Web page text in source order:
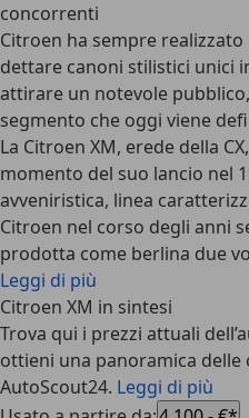
concorrenti
Citroen ha sempre realizzato
dettare canoni stilistici unici
attirare un notevole
segmento che oggi viene
La Citroen XM, erede della
momento del suo lancio nel
avveniristica, linea
Citroen nel corso degli anni
prodotta come berlina due
Leggi di più
Citroen XM in sintesi
Trova qui i prezzi attuali
ottieni una panoramica
AutoScout24. Leggi di più